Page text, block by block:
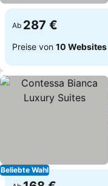
Ab 287 €
Preise von 10 Websites
Beliebte Wahl